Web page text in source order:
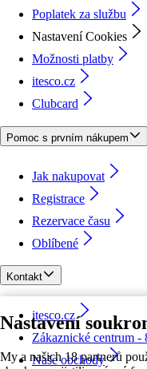
Nastavení
My a našich 18 partnerů
Poplatek za službu
Nastavení Cookies
Možnosti platby
itesco.cz
Clubcard
Pomoc s prvním nákupem
Jak nakupovat
Registrace
Rezervace času
Oblíbené
Kontakt
itesco.cz
Zákaznické centrum -
Naše obchody